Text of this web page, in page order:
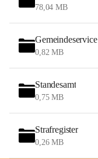
78,04 MB
Gemeindeservice
0,82 MB
Standesamt
0,75 MB
Strafregister
0,26 MB